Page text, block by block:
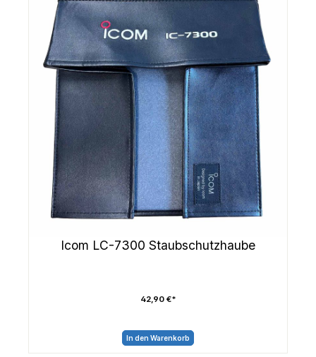
Icom LC-7300 Staubschutzhaube
42,90 €*
In den Warenkorb